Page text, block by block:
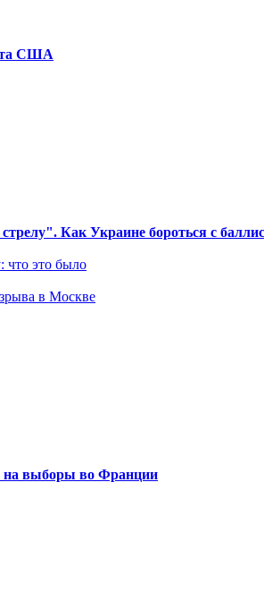
США
Как Украине бороться с
что это было
в Москве
на выборы во Франции